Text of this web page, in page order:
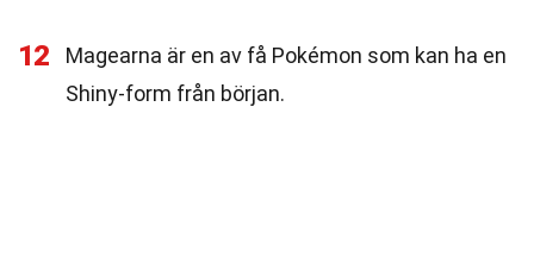
12
Magearna är en av få Pokémon som kan ha en
Shiny-form från början.